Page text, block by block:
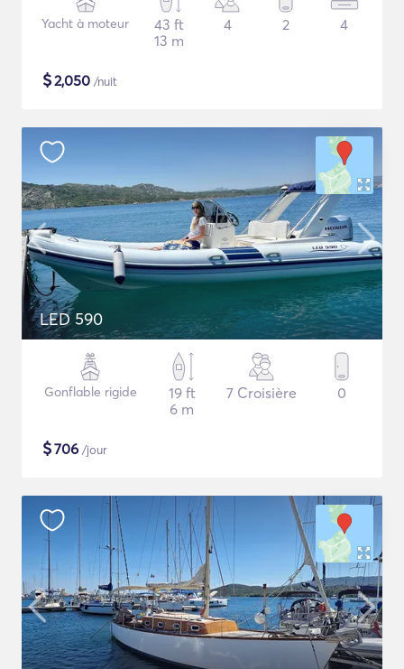
Yacht à moteur
43 ft
13 m
4 2 4
$2,050 /nuit
LED 590
Gonflable rigide
19 ft
6 m
7 Croisière 0
$706 /jour